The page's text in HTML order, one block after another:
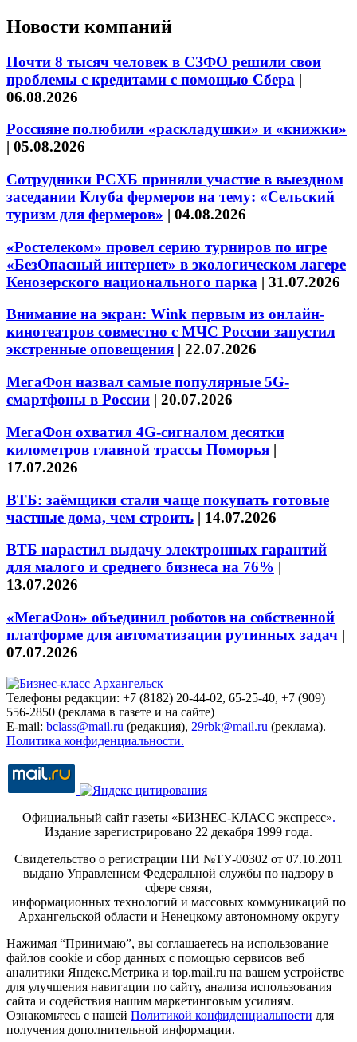
Новости компаний
Почти 8 тысяч человек в СЗФО решили свои
проблемы с кредитами с помощью Сбера |
06.08.2026
Россияне полюбили «раскладушки» и «книжки»
| 05.08.2026
Сотрудники РСХБ приняли участие в выездном
заседании Клуба фермеров на тему: «Сельский
туризм для фермеров» | 04.08.2026
«Ростелеком» провел серию турниров по игре
«БезОпасный интернет» в экологическом лагере
Кенозерского национального парка | 31.07.2026
Внимание на экран: Wink первым из онлайн-
кинотеатров совместно с МЧС России запустил
экстренные оповещения | 22.07.2026
МегаФон назвал самые популярные 5G-
смартфоны в России | 20.07.2026
МегаФон охватил 4G-сигналом десятки
километров главной трассы Поморья |
17.07.2026
ВТБ: заёмщики стали чаще покупать готовые
частные дома, чем строить | 14.07.2026
ВТБ нарастил выдачу электронных гарантий
для малого и среднего бизнеса на 76% |
13.07.2026
«МегаФон» объединил роботов на собственной
платформе для автоматизации рутинных задач |
07.07.2026
Телефоны редакции: +7 (8182) 20-44-02, 65-25-40, +7 (909)
556-2850 (реклама в газете и на сайте)
E-mail: bclass@mail.ru (редакция), 29rbk@mail.ru (реклама).
Политика конфиденциальности.
Официальный сайт газеты «БИЗНЕС-КЛАСС экспресс».
Издание зарегистрировано 22 декабря 1999 года.
Свидетельство о регистрации ПИ №ТУ-00302 от 07.10.2011
выдано Управлением Федеральной службы по надзору в
сфере связи,
информационных технологий и массовых коммуникаций по
Архангельской области и Ненецкому автономному округу
Нажимая “Принимаю”, вы соглашаетесь на использование
файлов cookie и сбор данных с помощью сервисов веб
аналитики Яндекс.Метрика и top.mail.ru на вашем устройстве
для улучшения навигации по сайту, анализа использования
сайта и содействия нашим маркетинговым усилиям.
Ознакомьтесь с нашей Политикой конфиденциальности для
получения дополнительной информации.